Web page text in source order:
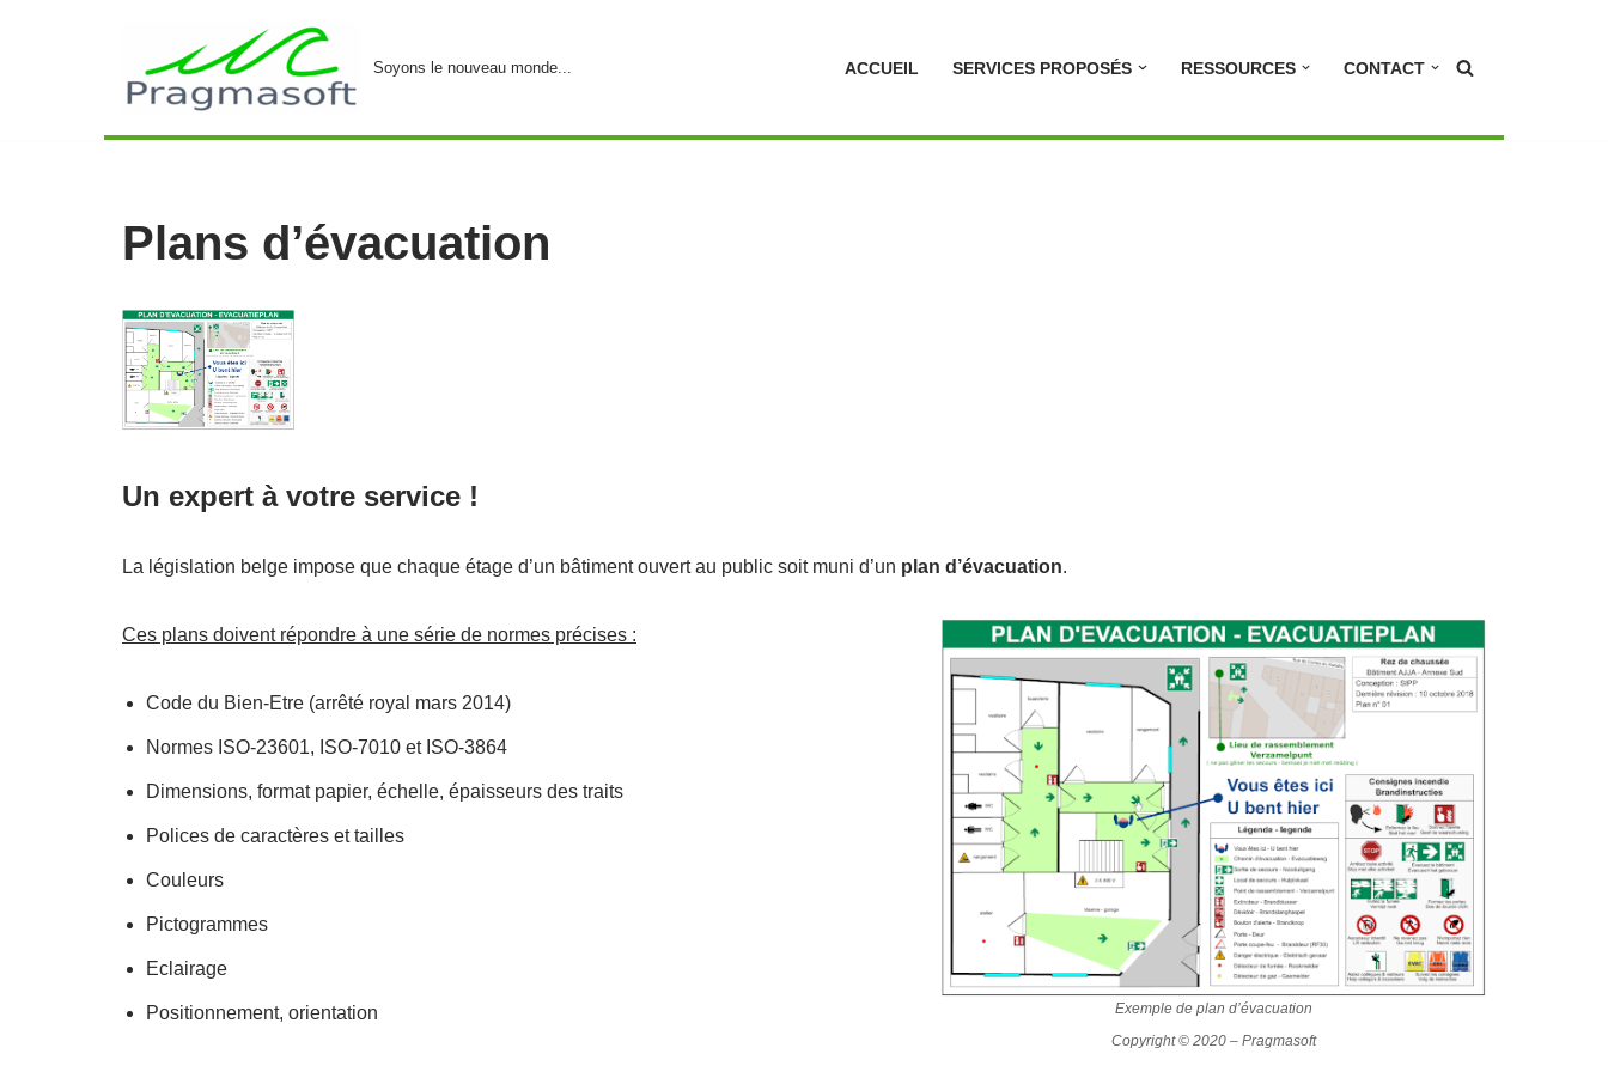
Soyons le nouveau monde... ACCUEIL SERVICES PROPOSÉS RESSOURCES CONTACT
Plans d’évacuation
Un expert à votre service !
La législation belge impose que chaque étage d’un bâtiment ouvert au public soit muni d’un plan d’évacuation.
Ces plans doivent répondre à une série de normes précises :
Code du Bien-Etre (arrêté royal mars 2014)
Normes ISO-23601, ISO-7010 et ISO-3864
Dimensions, format papier, échelle, épaisseurs des traits
Polices de caractères et tailles
Couleurs
Pictogrammes
Eclairage
Positionnement, orientation
Exemple de plan d’évacuation
Copyright © 2020 – Pragmasoft